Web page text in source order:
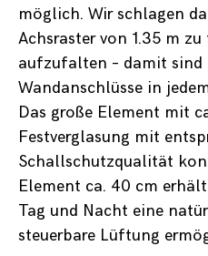
möglich. Wir schlagen
Achsraster von 1.35 m
aufzufalten – damit sind
Wandanschlüsse in
Das große Element mit
Festverglasung mit
Schallschutzqualität
Element ca. 40 cm
Tag und Nacht eine
steuerbare Lüftung